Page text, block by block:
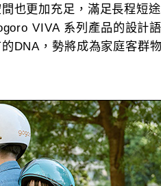
也更加充足，滿足長程短
VIVA 系列產品的設計
DNA，勢將成為家庭客群